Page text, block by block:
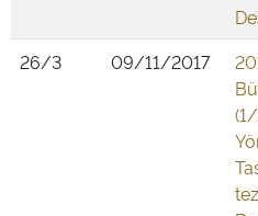
26/3
09/11/2017